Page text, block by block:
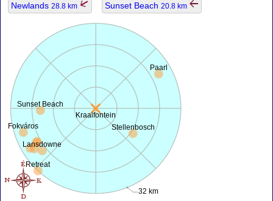
Newlands 28.8 km Sunset Beach 20.8 km
Kraaifontein
32 km
Fokváros
Paarl
Stellenbosch
Retreat
Lansdowne
Sunset Beach